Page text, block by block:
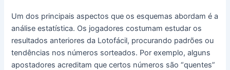
Um dos principais aspectos que os esquemas abordam é a
análise estatística. Os jogadores costumam estudar os
resultados anteriores da Lotofácil, procurando padrões ou
tendências nos números sorteados. Por exemplo, alguns
apostadores acreditam que certos números são “quentes”